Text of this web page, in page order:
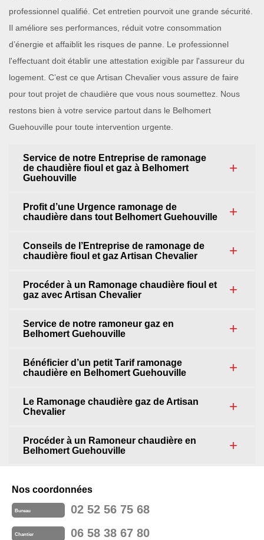
professionnel qualifié. Cet entretien pourvoit une grande sécurité.
Il améliore ses performances, réduit votre consommation
d’énergie et affaiblit les risques de panne. Le professionnel
l'effectuant doit établir une attestation exigible par l'assureur du
logement. C’est ce que Artisan Chevalier vous assure de faire
pour tout projet de chaudière que vous nous soumettez. Nous
restons bien à votre service partout dans le Belhomert
Guehouville pour toute intervention urgente.
Service de notre Entreprise de ramonage
de chaudière fioul et gaz à Belhomert
Guehouville
Profit d’une Urgence ramonage de
chaudière dans tout Belhomert Guehouville
Conseils de l’Entreprise de ramonage de
chaudière fioul et gaz Artisan Chevalier
Procéder à un Ramonage chaudière fioul et
gaz avec Artisan Chevalier
Service de notre ramoneur gaz en
Belhomert Guehouville
Bénéficier d’un petit Tarif ramonage
chaudière en Belhomert Guehouville
Le Ramonage chaudière gaz de Artisan
Chevalier
Procéder à un Ramoneur chaudière en
Belhomert Guehouville
Nos coordonnées
Bureau 02 52 56 75 68
Chantier 06 58 38 67 80